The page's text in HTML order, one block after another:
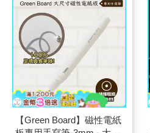
【Green Board】磁性電紙